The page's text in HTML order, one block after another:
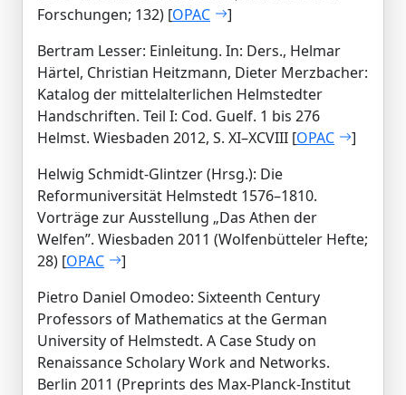
Forschungen; 132) [OPAC
]
Bertram Lesser: Einleitung. In: Ders., Helmar
Härtel, Christian Heitzmann, Dieter Merzbacher:
Katalog der mittelalterlichen Helmstedter
Handschriften. Teil I: Cod. Guelf. 1 bis 276
Helmst. Wiesbaden 2012, S. XI–XCVIII [OPAC
]
Helwig Schmidt-Glintzer (Hrsg.): Die
Reformuniversität Helmstedt 1576–1810.
Vorträge zur Ausstellung „Das Athen der
Welfen”. Wiesbaden 2011 (Wolfenbütteler Hefte;
28) [OPAC
]
Pietro Daniel Omodeo: Sixteenth Century
Professors of Mathematics at the German
University of Helmstedt. A Case Study on
Renaissance Scholary Work and Networks.
Berlin 2011 (Preprints des Max-Planck-Institut